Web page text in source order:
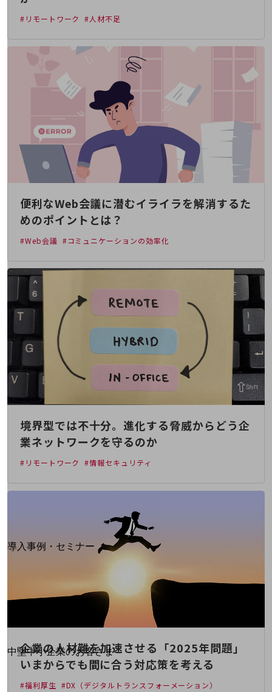
製品TOP
ビジネス向けスマートフォン
タフネススマートフォン
データ通信製品
5G対応ホームルーター
通信モジュール製品
衛星携帯電話
IOT完了済みメーカーブランド製品
料金
料金TOP
ケータイプラン
5Gデータプラス
データプラス
IoT向け回線料金
home5Gプラン
モバイルサービス
端末の一元管理
運用保守・故障紛失サポート
お手続き
サービスをご利用中のお客さま
導入事例・セミナー
最新の導入事例や注目の導入事例をご紹介します
開催・出展する各種セミナー、イベント情報をご紹介します
別ウィンドウで開きます
中堅中小企業のお客さま
NTTドコモビジネスウォッチ
ビジネスお役立ち情報
#リモートワーク #人材不足
便利なWeb会議に潜むイライラを解消するた
めのポイントとは？
#Web会議 #コミュニケーションの効率化
境界型では不十分。進化する脅威からどう企
業ネットワークを守るのか
#リモートワーク #情報セキュリティ
企業の人材難を加速させる「2025年問題」
いまからでも間に合う対応策を考える
#福利厚生 #DX（デジタルトランスフォーメーション）